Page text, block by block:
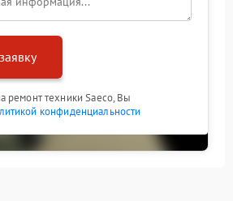
ремонт техники Saeco, Вы
конфиденциальности